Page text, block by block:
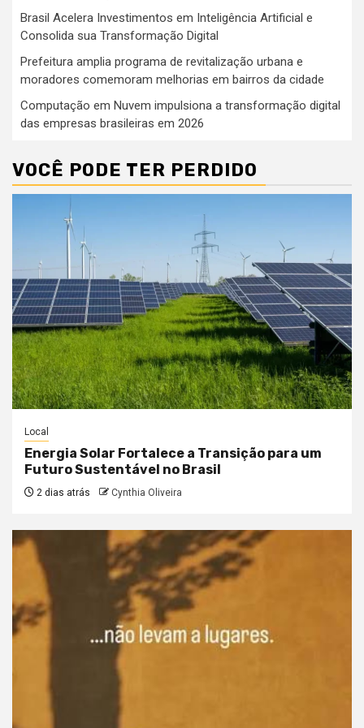
Brasil Acelera Investimentos em Inteligência Artificial e
Consolida sua Transformação Digital
Prefeitura amplia programa de revitalização urbana e
moradores comemoram melhorias em bairros da cidade
Computação em Nuvem impulsiona a transformação digital
das empresas brasileiras em 2026
VOCÊ PODE TER PERDIDO
Local
Energia Solar Fortalece a Transição para um
Futuro Sustentável no Brasil
2 dias atrás Cynthia Oliveira